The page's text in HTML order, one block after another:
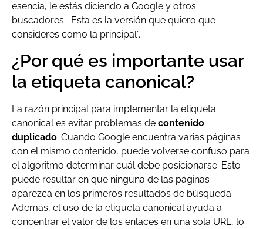
esencia, le estás diciendo a Google y otros
buscadores: “Esta es la versión que quiero que
consideres como la principal”.
¿Por qué es importante usar
la etiqueta canonical?
La razón principal para implementar la etiqueta
canonical es evitar problemas de contenido
duplicado. Cuando Google encuentra varias páginas
con el mismo contenido, puede volverse confuso para
el algoritmo determinar cuál debe posicionarse. Esto
puede resultar en que ninguna de las páginas
aparezca en los primeros resultados de búsqueda.
Además, el uso de la etiqueta canonical ayuda a
concentrar el valor de los enlaces en una sola URL, lo